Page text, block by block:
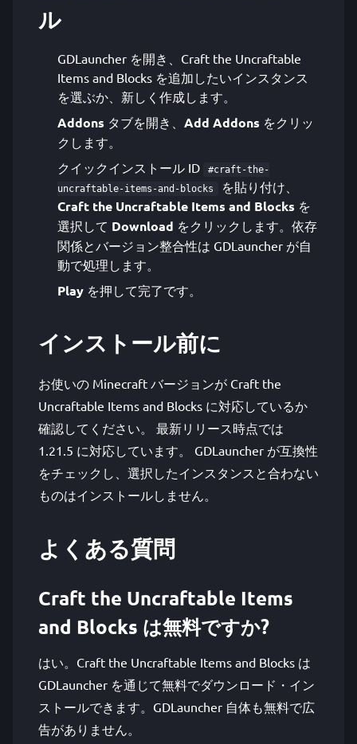
ル
GDLauncher を開き、Craft the Uncraftable
Items and Blocks を追加したいインスタンス
を選ぶか、新しく作成します。
Addons タブを開き、 Add Addons をクリッ
クします。
クイックインストール ID
#craft-the-
uncraftable-items-and-blocks
を貼り付け、
Craft the Uncraftable Items and Blocks を
選択して Download をクリックします。依存
関係とバージョン整合性は GDLauncher が自
動で処理します。
Play を押して完了です。
インストール前に
お使いの Minecraft バージョンが Craft the
Uncraftable Items and Blocks に対応しているか
確認してください。 最新リリース時点では
1.21.5 に対応しています。 GDLauncher が互換性
をチェックし、選択したインスタンスと合わない
ものはインストールしません。
よくある質問
Craft the Uncraftable Items
and Blocks は無料ですか?
はい。Craft the Uncraftable Items and Blocks は
GDLauncher を通じて無料でダウンロード・イン
ストールできます。GDLauncher 自体も無料で広
告がありません。